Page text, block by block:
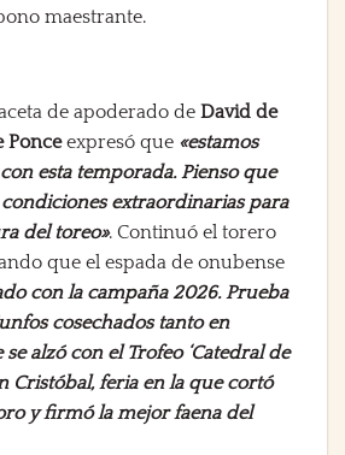
maestrante.
de apoderado de David de
Ponceexpresó que «estamos
esta temporada. Pienso que
extraordinarias para
del toreo». Continuó el torero
que el espada de onubense
con la campaña 2026. Prueba
cosechados tanto en
alzó con el Trofeo ‘Catedral de
Cristóbal, feria en la que cortó
y firmó la mejor faena del